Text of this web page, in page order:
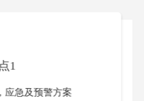
1
应急及预警方案